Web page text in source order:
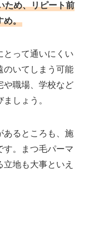
ため、リピート前
め。
とって通いにくい
のいてしまう可能
や職場、学校など
しょう。
あるところも、施
す。まつ毛パーマ
地も大事といえ